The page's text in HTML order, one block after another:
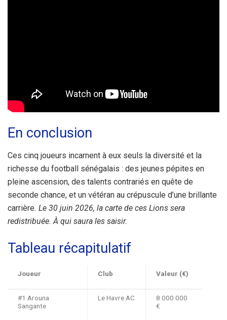
En conclusion
Ces cinq joueurs incarnent à eux seuls la diversité et la
richesse du football sénégalais : des jeunes pépites en
pleine ascension, des talents contrariés en quête de
seconde chance, et un vétéran au crépuscule d’une brillante
carrière. Le 30 juin 2026, la carte de ces Lions sera
redistribuée. À qui saura les saisir.
Tableau récapitulatif
Joueur Club Valeur (€)
#1 Arouna
Sangante
Le Havre AC
8 000 000
€